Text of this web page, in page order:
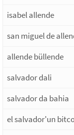
isabel allende
san miguel de
allende büllende
salvador dali
salvador da bahia
el salvador'un